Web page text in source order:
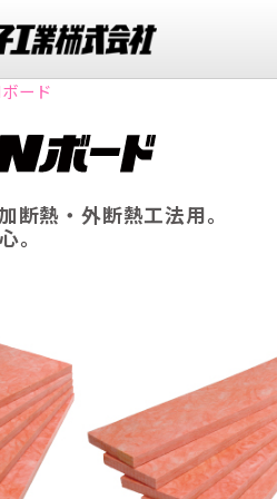
ード
断熱・外断熱⼯法⽤。
。